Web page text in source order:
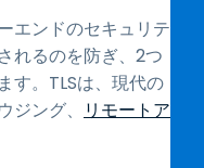
エンドのセキュリテ
れるのを防ぎ、2つ
す。TLSは、現代の
ング、
リモートア